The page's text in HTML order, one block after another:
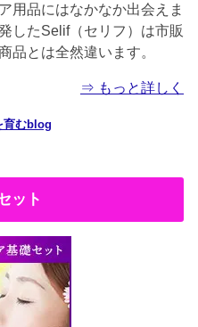
用品にはなかなか出会えま
したSelif（セリフ）は市販
品とは全然違います。
⇒ もっと詳しく
育むblog
ット